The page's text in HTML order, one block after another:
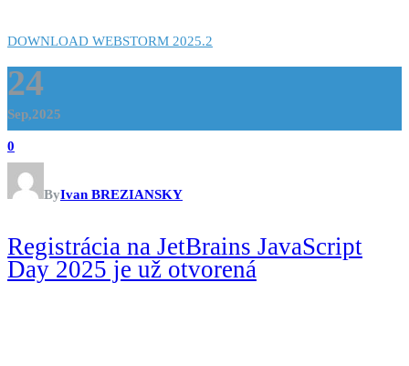
DOWNLOAD WEBSTORM 2025.2
24
Sep,2025
0
ByIvan BREZIANSKY
Registrácia na JetBrains JavaScript
Day 2025 je už otvorená